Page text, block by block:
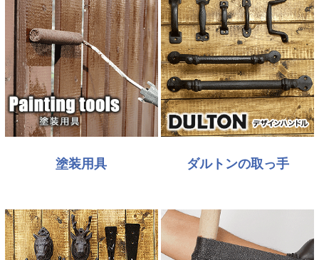
塗装用具 ダルトンの取っ手